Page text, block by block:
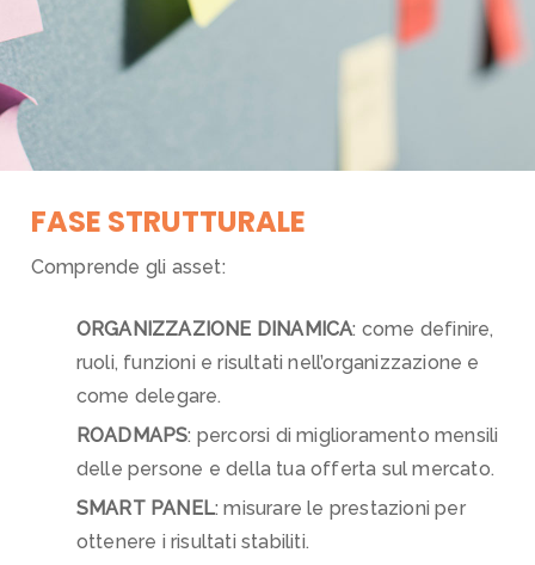
FASE STRUTTURALE
Comprende gli asset:
ORGANIZZAZIONE DINAMICA: come definire,
ruoli, funzioni e risultati nell’organizzazione e
come delegare.
ROADMAPS: percorsi di miglioramento mensili
delle persone e della tua offerta sul mercato.
SMART PANEL: misurare le prestazioni per
ottenere i risultati stabiliti.